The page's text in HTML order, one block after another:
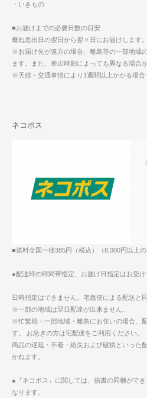
・いきもの
■お届けまでの必要日数の目安
概ね差出日の翌日から翌々日にお届けします。
※お届け先が遠方の場合、離島等の一部地域
ます。また、差出時刻によっても異なる場合
※天候・交通事情により1週間以上かかる場合
ネコポス
■送料全国一律385円（税込）（8,000円以上の
●配送時の時間帯指定、お届け日指定はお受け
日時指定はできません。宅急便による配送と
※一部の地域は翌日配達が出来ません。
※忙繁期・一部地域・離島にお住いの場合、
す。 お急ぎの方は宅配便をご利用ください。
商品の遅延・不着・紛失および破損といった
かねます。
●『ネコポス』に関しては、信書の同梱がで
なります。